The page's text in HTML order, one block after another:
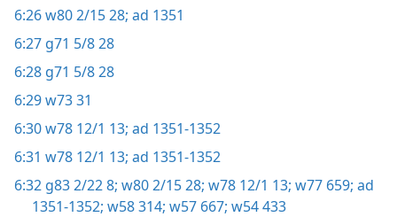
6:26w80 2/15 28; ad 1351
6:27 g71 5/8 28
6:28 g71 5/8 28
6:29w73 31
6:30w78 12/1 13; ad 1351-1352
6:31 w78 12/1 13; ad 1351-1352
6:32 g83 2/22 8; w80 2/15 28; w78 12/1 13; w77 659; ad
1351-1352; w58 314; w57 667; w54 433